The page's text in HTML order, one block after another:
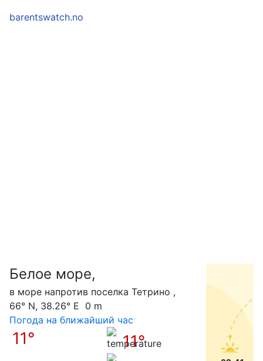
barentswatch.no
Белое море,
в море напротив поселка Тетрино ,
66° N, 38.26° E 0 m
Погода на ближайший час
11°
11°